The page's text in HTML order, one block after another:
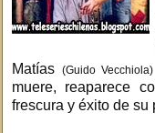
Matías (Guido Vecchiola)
muere, reaparece
frescura y éxito de su